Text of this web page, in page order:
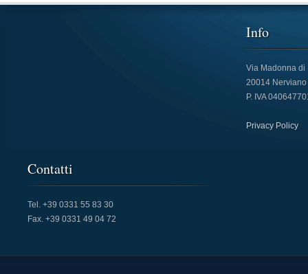
Info
Via Madonna di
20014 Nerviano
P. IVA
Privacy Policy
Contatti
Tel. +39 0331 55 83 30
Fax. +39 0331 49 04 72